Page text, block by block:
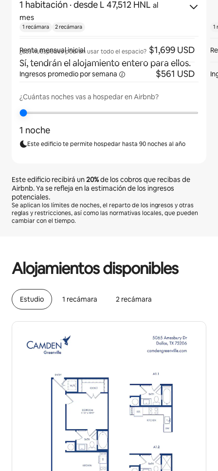
1 habitación · desde L 47,512 HNL al
mes
¿Los huéspedes podrán usar todo el espacio?
Sí, tendrán el alojamiento entero para ellos.
¿Cuántas noches vas a hospedar en Airbnb?
1 noche
Este edificio te permite hospedar hasta 90 noches al año
Este edificio recibirá un20%de los cobros que recibas de
Airbnb. Ya se refleja en la estimación de los ingresos
potenciales.
Se aplican los límites de noches, el reparto de los ingresos y otras
reglas y restricciones, así como las normativas locales, que pueden
cambiar con el tiempo.
Alojamientos disponibles
Estudio 1 recámara 2 recámara
1 recámara 2 recámara
Renta mensual inicial $1,699 USD
Ingresos promedio porsemana $561 USD
1